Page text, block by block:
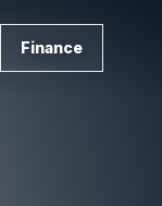
Finance